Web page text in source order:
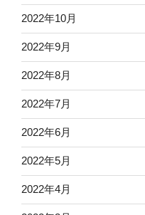
2022年10月
2022年9月
2022年8月
2022年7月
2022年6月
2022年5月
2022年4月